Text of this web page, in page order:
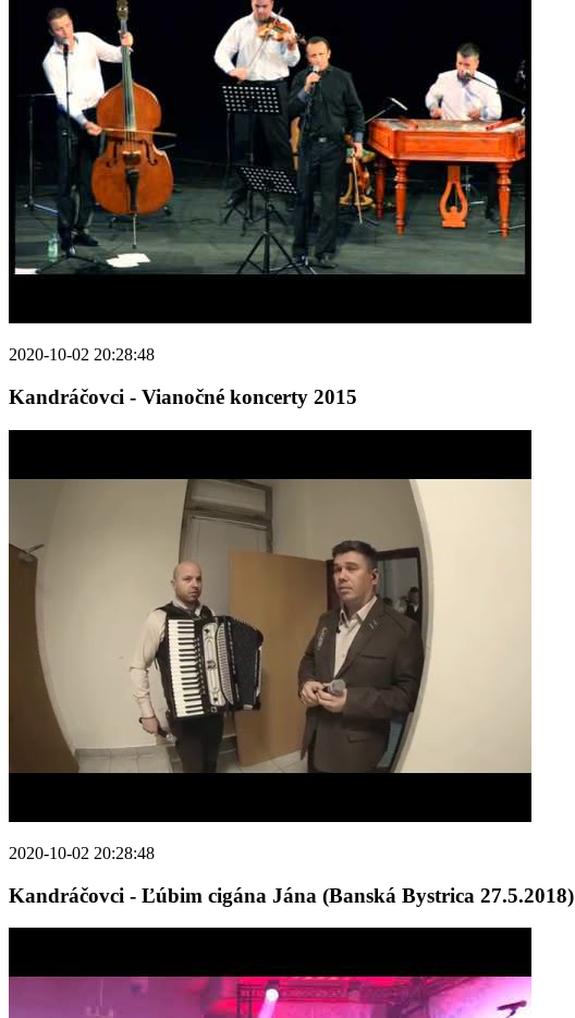
2020-10-02 20:28:48
Kandráčovci - Vianočné koncerty 2015
2020-10-02 20:28:48
Kandráčovci - Ľúbim cigána Jána (Banská Bystrica 27.5.2018)